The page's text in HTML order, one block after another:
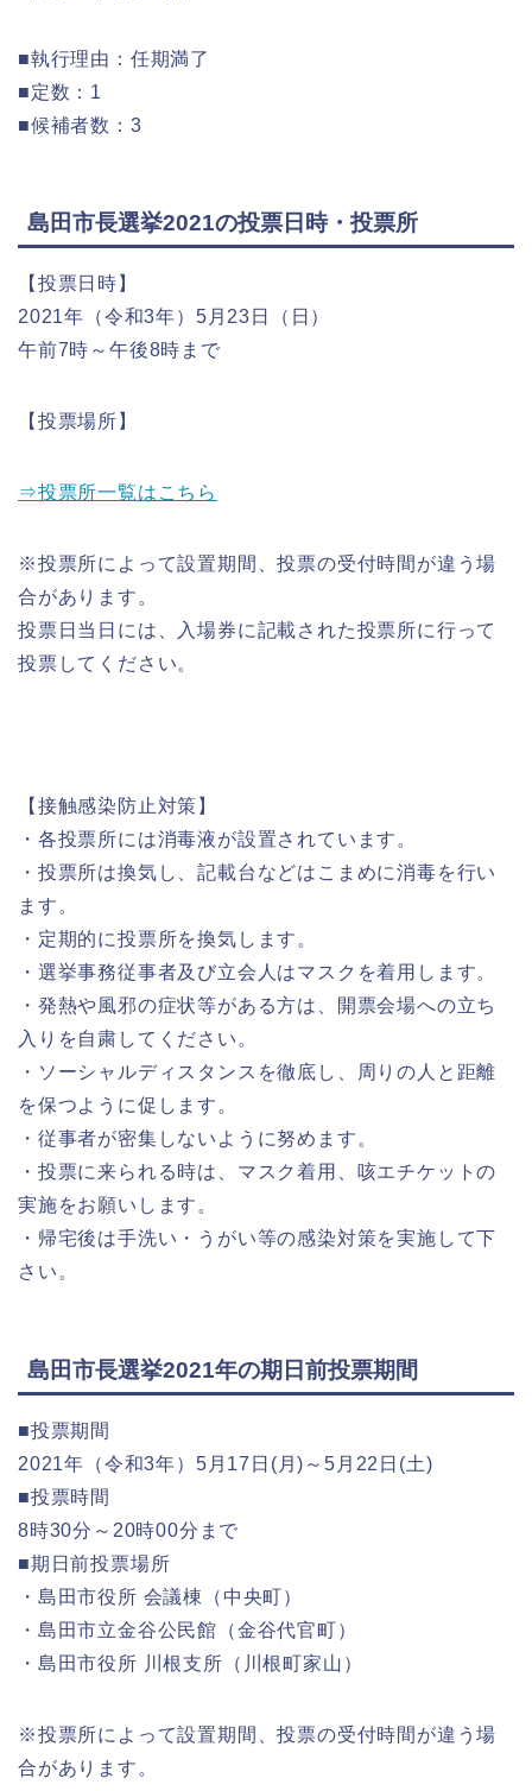
■執行理由：任期満了
■定数：1
■候補者数：3
島田市長選挙2021の投票日時・投票所
【投票日時】
2021年（令和3年）5月23日（日）
午前7時～午後8時まで
【投票場所】
⇒投票所一覧はこちら
※投票所によって設置期間、投票の受付時間が違う場
合があります。
投票日当日には、入場券に記載された投票所に行って
投票してください。
【接触感染防止対策】
・各投票所には消毒液が設置されています。
・投票所は換気し、記載台などはこまめに消毒を行い
ます。
・定期的に投票所を換気します。
・選挙事務従事者及び立会人はマスクを着用します。
・発熱や風邪の症状等がある方は、開票会場への立ち
入りを自粛してください。
・ソーシャルディスタンスを徹底し、周りの人と距離
を保つように促します。
・従事者が密集しないように努めます。
・投票に来られる時は、マスク着用、咳エチケットの
実施をお願いします。
・帰宅後は手洗い・うがい等の感染対策を実施して下
さい。
島田市長選挙2021年の期日前投票期間
■投票期間
2021年（令和3年）5月17日(月)～5月22日(土)
■投票時間
8時30分～20時00分まで
■期日前投票場所
・島田市役所 会議棟（中央町）
・島田市立金谷公民館（金谷代官町）
・島田市役所 川根支所（川根町家山）
※投票所によって設置期間、投票の受付時間が違う場
合があります。